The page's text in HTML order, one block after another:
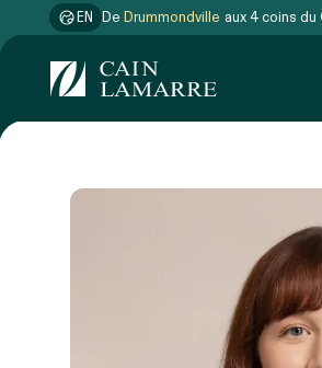
EN De Drummondville
aux 4 coins du Québec